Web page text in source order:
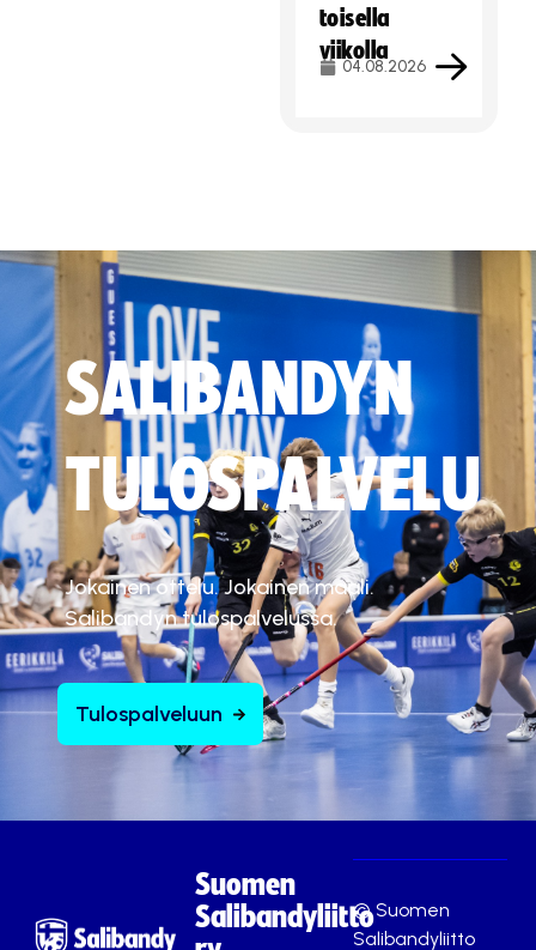
toisella
viikolla
04.08.2026
SALIBANDYN
TULOSPALVELU
Jokainen ottelu. Jokainen maali.
Salibandyn tulospalvelussa.
Tulospalveluun
Suomen
Salibandyliitto© Suomen
Salibandyliitto